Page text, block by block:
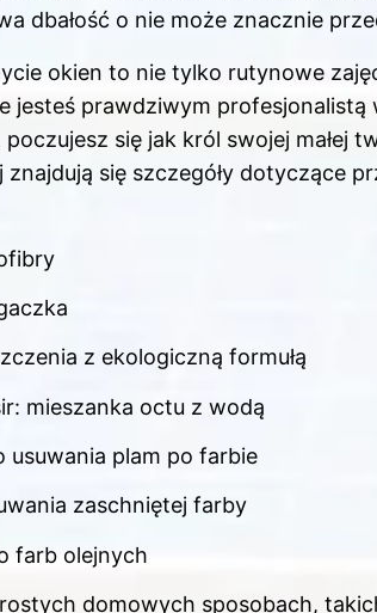
dbałość o nie może znacznie
okien to nie tylko rutynowe
jesteś prawdziwym
się jak król swojej małej
znajdują się szczegóły dotyczące
z ekologiczną formułą
mieszanka octu z wodą
usuwania plam po farbie
zaschniętej farby
farb olejnych
domowych sposobach,